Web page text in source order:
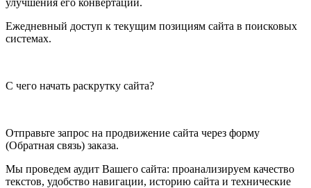
Ежедневный доступ к текущим позициям сайта в поисковых
системах.
С чего начать раскрутку сайта?
Отправьте запрос на продвижение сайта через форму
(Обратная связь) заказа.
Мы проведем аудит Вашего сайта: проанализируем качество
текстов, удобство навигации, историю сайта и технические